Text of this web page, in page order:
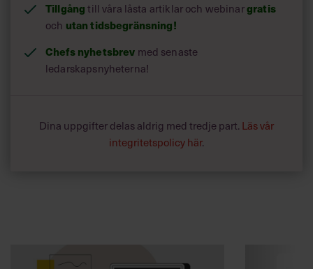
Tillgångtill våra låsta artiklar och webinargratis
och utan tidsbegränsning!
Chefs nyhetsbrev med senaste
ledarskapsnyheterna!
Dina uppgifter delas aldrig med tredje part. Läs vår
integritetspolicy här.